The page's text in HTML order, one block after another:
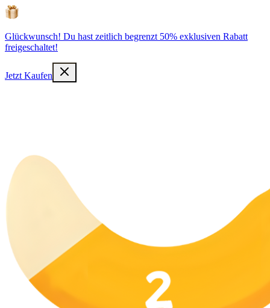
Glückwunsch! Du hast zeitlich begrenzt 50% exklusiven Rabatt
freigeschaltet!
Jetzt Kaufen